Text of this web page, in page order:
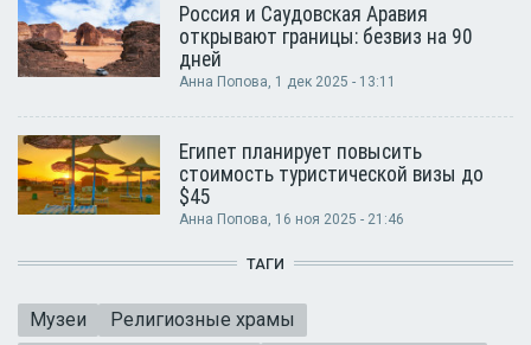
Россия и Саудовская Аравия
открывают границы: безвиз на 90
дней
Анна Попова , 1 дек 2025 - 13:11
Египет планирует повысить
стоимость туристической визы до
$45
Анна Попова , 16 ноя 2025 - 21:46
ТАГИ
Музеи
Религиозные храмы